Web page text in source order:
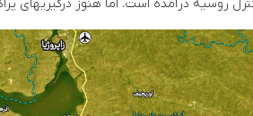
روسیه درآمده است. اما هنوز درگیریهای